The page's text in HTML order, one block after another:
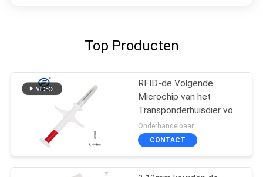
Top Producten
RFID-de Volgende
Microchip van het
Transponderhuisdier voor
dier
Onderhandelbaar
CONTACT